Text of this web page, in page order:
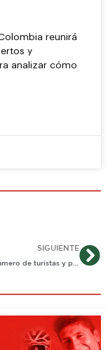
reunirá
y
analizar cómo
SIGUIENTE
Importante número de turistas y propios disfrutando del festival de Colonias